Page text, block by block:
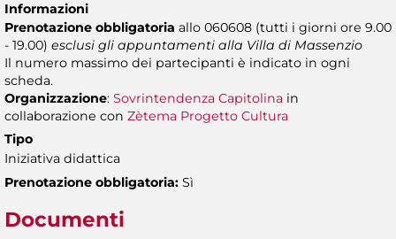
Informazioni
Prenotazione obbligatoria allo 060608 (tutti i giorni ore 9.00
- 19.00) esclusi gli appuntamenti alla Villa di Massenzio
Il numero massimo dei partecipanti è indicato in ogni
scheda.
Organizzazione: Sovrintendenza Capitolina in
collaborazione con Zètema Progetto Cultura
Tipo
Iniziativa didattica
Prenotazione obbligatoria: Sì
Documenti